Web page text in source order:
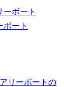
ボート
リーボートの